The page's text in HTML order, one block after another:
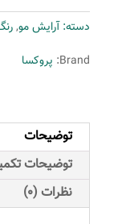
سری
Gold
Mahogany
حجم
60
میلی
لیتر
رنگ
دسته:آرایش مو,
Brand: پروکسا
توضیحات
توضیحات
نظرات (0)